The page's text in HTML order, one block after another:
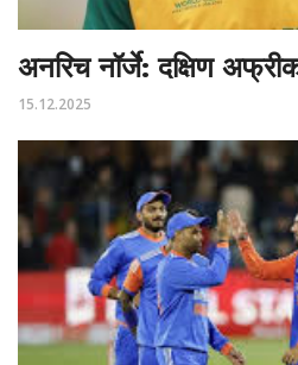
अनरिच नॉर्जे: दक्षिण
15.12.2025